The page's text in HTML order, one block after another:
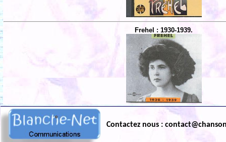
Frehel : 1930-1939.
Contactez nous :